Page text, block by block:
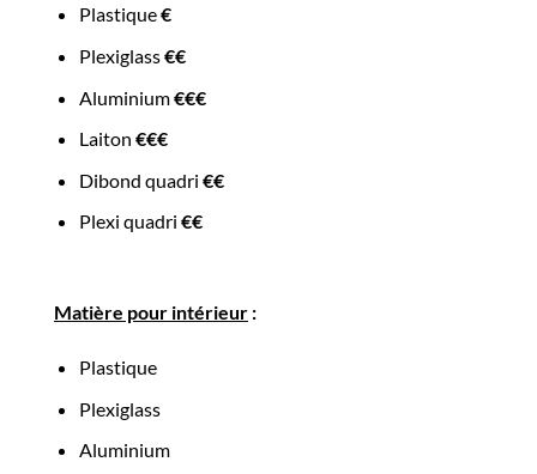
Plastique€
Plexiglass€€
Aluminium€€€
Laiton €€€
Dibond quadri €€
Plexi quadri €€
Matière pour intérieur :
Plastique
Plexiglass
Aluminium